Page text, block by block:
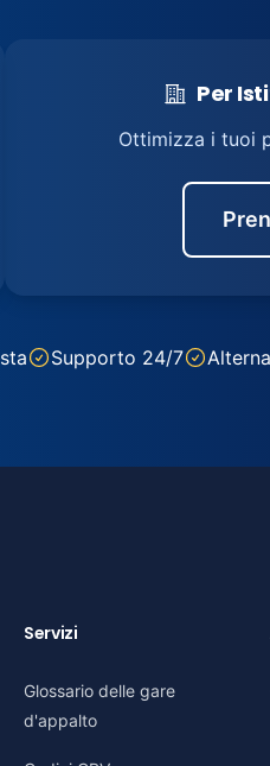
Per
Ottimizza i tuoi
Supporto 24/7
Servizi
Glossario delle gare
d'appalto